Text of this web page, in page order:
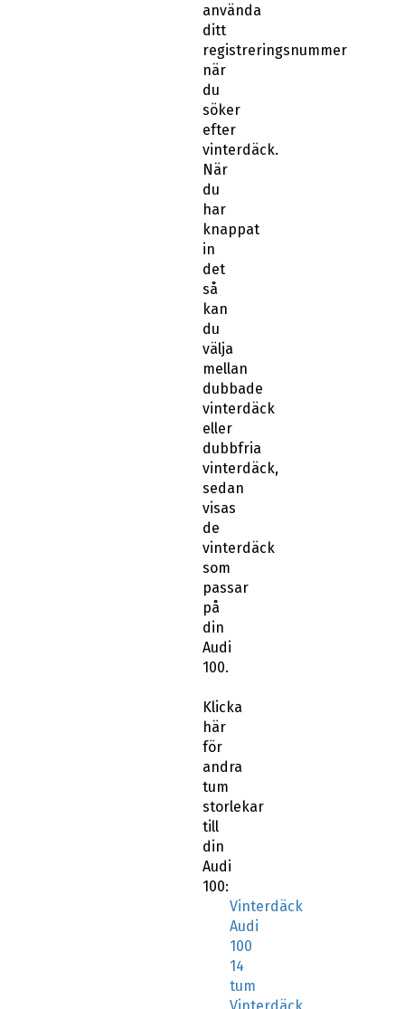
använda
ditt
registreringsnummer
när
du
söker
efter
vinterdäck.
När
du
har
knappat
in
det
så
kan
du
välja
mellan
dubbade
vinterdäck
eller
dubbfria
vinterdäck,
sedan
visas
de
vinterdäck
som
passar
på
din
Audi
100.
Klicka
här
för
andra
tum
storlekar
till
din
Audi
100:
Vinterdäck
Audi
100
14
tum
Vinterdäck